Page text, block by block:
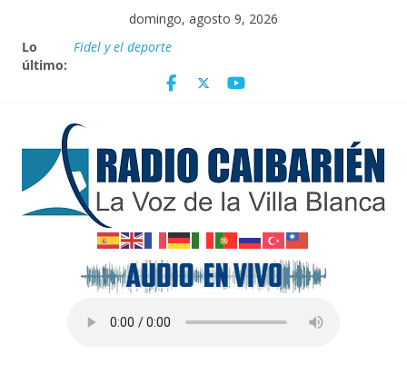
contenido
domingo, agosto 9, 2026
Lo
último:
Fidel y el deporte
Vanguardia por 3 años consecutivos
renovables en Cuba
Nota oficial del Gobierno Provincial de Villa Clara